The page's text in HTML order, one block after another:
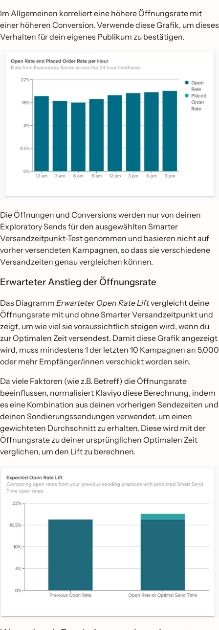
Im Allgemeinen korreliert eine höhere Öffnungsrate mit
einer höheren Conversion. Verwende diese Grafik, um dieses
Verhalten für dein eigenes Publikum zu bestätigen.
Die Öffnungen und Conversions werden nur von deinen
Exploratory Sends für den ausgewählten Smarter
Versandzeitpunkt-Test genommen und basieren nicht auf
vorher versendeten Kampagnen, so dass sie verschiedene
Versandzeiten genau vergleichen können.
Erwarteter Anstieg der Öffnungsrate
Das Diagramm Erwarteter Open Rate Liftvergleicht deine
Öffnungsrate mit und ohne Smarter Versandzeitpunkt und
zeigt, um wie viel sie voraussichtlich steigen wird, wenn du
zur Optimalen Zeit versendest. Damit diese Grafik angezeigt
wird, muss mindestens 1 der letzten 10 Kampagnen an 5.000
oder mehr Empfänger/innen verschickt worden sein.
Da viele Faktoren (wie z.B. Betreff) die Öffnungsrate
beeinflussen, normalisiert Klaviyo diese Berechnung, indem
es eine Kombination aus deinen vorherigen Sendezeiten und
deinen Sondierungssendungen verwendet, um einen
gewichteten Durchschnitt zu erhalten. Diese wird mit der
Öffnungsrate zu deiner ursprünglichen Optimalen Zeit
verglichen, um den Lift zu berechnen.